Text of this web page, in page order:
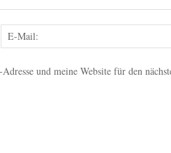
und meine Website für den